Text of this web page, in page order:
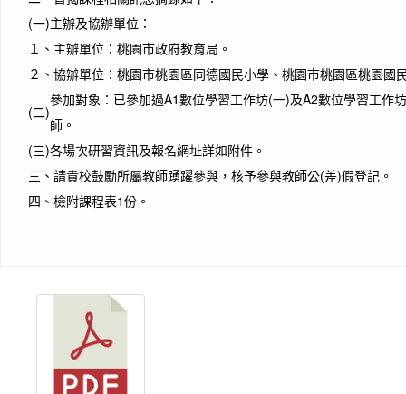
(一)主辦及協辦單位：
１、 主辦單位：桃園市政府教育局。
２、 協辦單位：桃園市桃園區同德國民小學、桃園市桃園區桃園國
(二)
參加對象：已參加過A1數位學習工作坊(一)及A2數位學習工作
師。
(三)各場次研習資訊及報名網址詳如附件。
三、 請貴校鼓勵所屬教師踴躍參與，核予參與教師公(差)假登記。
四、 檢附課程表1份。